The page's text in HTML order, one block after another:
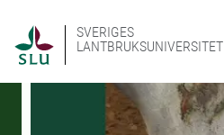
SVERIGES
LANTBRUKSUNIVERSITET